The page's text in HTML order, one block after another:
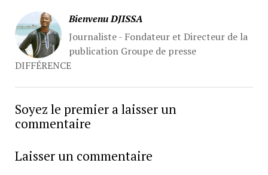
Bienvenu DJISSA
Journaliste - Fondateur et Directeur de la
publication Groupe de presse
DIFFÉRENCE
Soyez le premier a laisser un
commentaire
Laisser un commentaire